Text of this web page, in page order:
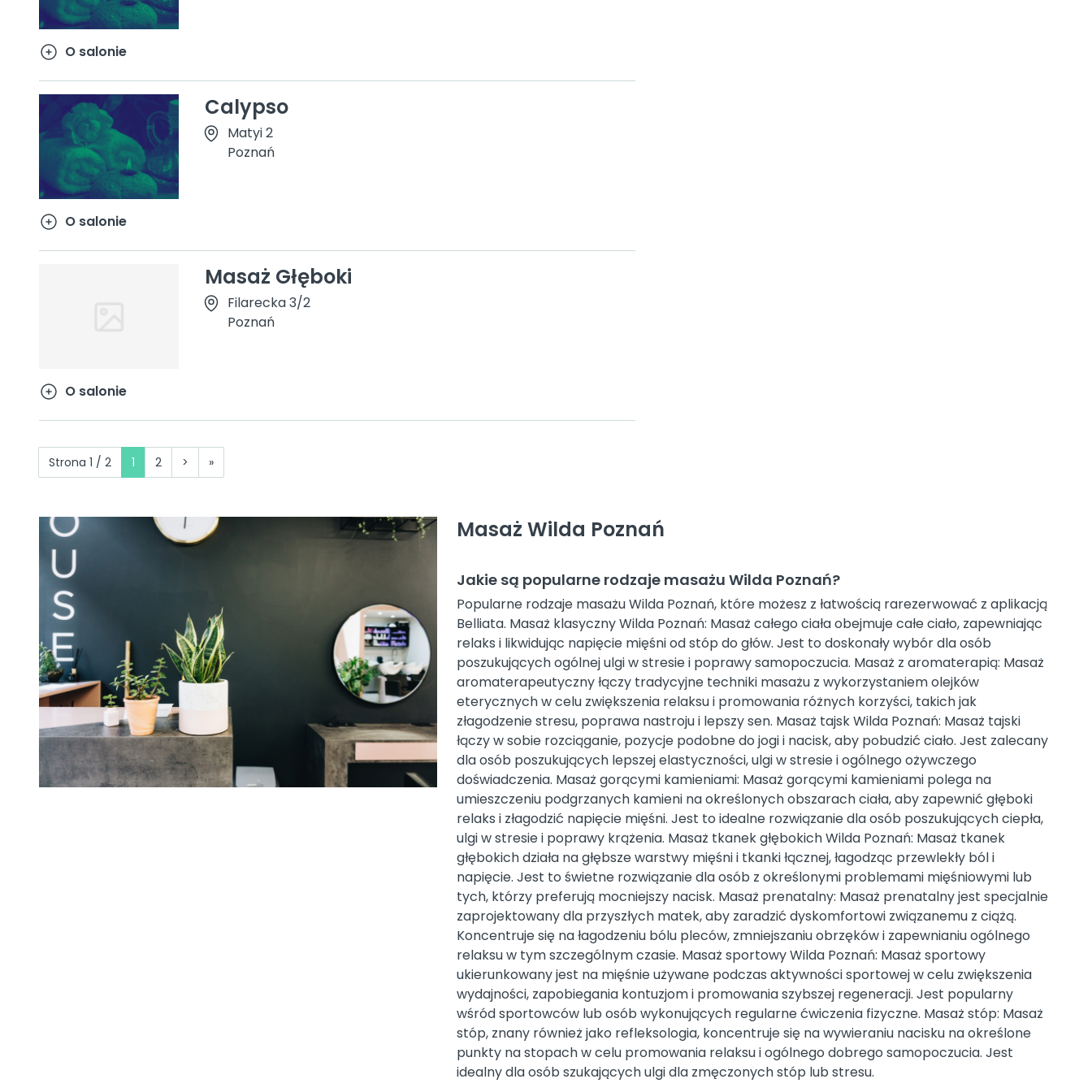
O salonie
Calypso
Matyi 2
Poznań
O salonie
Masaż Głęboki
Filarecka 3/2
Poznań
O salonie
Strona 1 / 2 1 2 > »
Masaż Wilda Poznań
Jakie są popularne rodzaje masażu Wilda Poznań?
Popularne rodzaje masażu Wilda Poznań, które możesz z łatwością rarezerwować z aplikacją
Belliata. Masaż klasyczny Wilda Poznań: Masaż całego ciała obejmuje całe ciało, zapewniając
relaks i likwidując napięcie mięśni od stóp do głów. Jest to doskonały wybór dla osób
poszukujących ogólnej ulgi w stresie i poprawy samopoczucia. Masaż z aromaterapią: Masaż
aromaterapeutyczny łączy tradycyjne techniki masażu z wykorzystaniem olejków
eterycznych w celu zwiększenia relaksu i promowania różnych korzyści, takich jak
złagodzenie stresu, poprawa nastroju i lepszy sen. Masaż tajsk Wilda Poznań: Masaż tajski
łączy w sobie rozciąganie, pozycje podobne do jogi i nacisk, aby pobudzić ciało. Jest zalecany
dla osób poszukujących lepszej elastyczności, ulgi w stresie i ogólnego ożywczego
doświadczenia. Masaż gorącymi kamieniami: Masaż gorącymi kamieniami polega na
umieszczeniu podgrzanych kamieni na określonych obszarach ciała, aby zapewnić głęboki
relaks i złagodzić napięcie mięśni. Jest to idealne rozwiązanie dla osób poszukujących ciepła,
ulgi w stresie i poprawy krążenia. Masaż tkanek głębokich Wilda Poznań: Masaż tkanek
głębokich działa na głębsze warstwy mięśni i tkanki łącznej, łagodząc przewlekły ból i
napięcie. Jest to świetne rozwiązanie dla osób z określonymi problemami mięśniowymi lub
tych, którzy preferują mocniejszy nacisk. Masaż prenatalny: Masaż prenatalny jest specjalnie
zaprojektowany dla przyszłych matek, aby zaradzić dyskomfortowi związanemu z ciążą.
Koncentruje się na łagodzeniu bólu pleców, zmniejszaniu obrzęków i zapewnianiu ogólnego
relaksu w tym szczególnym czasie. Masaż sportowy Wilda Poznań: Masaż sportowy
ukierunkowany jest na mięśnie używane podczas aktywności sportowej w celu zwiększenia
wydajności, zapobiegania kontuzjom i promowania szybszej regeneracji. Jest popularny
wśród sportowców lub osób wykonujących regularne ćwiczenia fizyczne. Masaż stóp: Masaż
stóp, znany również jako refleksologia, koncentruje się na wywieraniu nacisku na określone
punkty na stopach w celu promowania relaksu i ogólnego dobrego samopoczucia. Jest
idealny dla osób szukających ulgi dla zmęczonych stóp lub stresu.